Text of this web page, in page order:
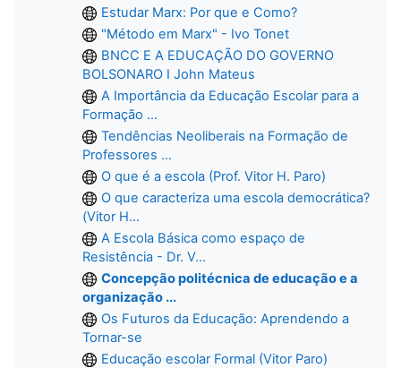
Estudar Marx: Por que e Como?
"Método em Marx" - Ivo Tonet
BNCC E A EDUCAÇÃO DO GOVERNO
BOLSONARO I John Mateus
A Importância da Educação Escolar para a
Formação ...
Tendências Neoliberais na Formação de
Professores ...
O que é a escola (Prof. Vitor H. Paro)
O que caracteriza uma escola democrática?
(Vitor H...
A Escola Básica como espaço de
Resistência - Dr. V...
Concepção politécnica de educação e a
organização ...
Os Futuros da Educação: Aprendendo a
Tornar-se
Educação escolar Formal (Vitor Paro)